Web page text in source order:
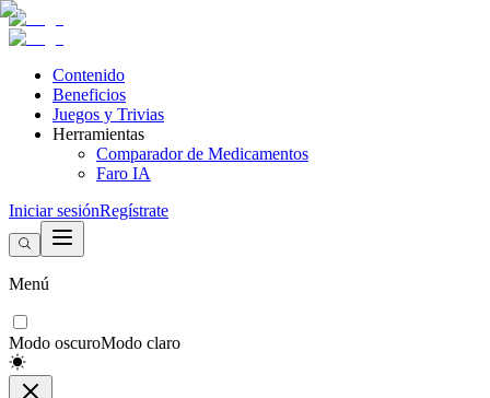
Contenido
Beneficios
Juegos y Trivias
Herramientas
Comparador de Medicamentos
Faro IA
Iniciar sesiónRegístrate
Menú
Modo oscuroModo claro